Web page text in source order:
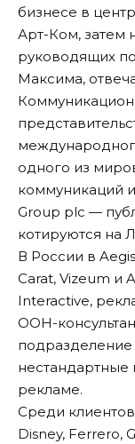
бизнесе в
Арт-Ком, затем
руководящих
Максима,
одного из
коммуникаций
Group plc —
котируются на
В России в
Carat, Vizeum и
Interactive,
ООН-
рекламе.
Среди клиентов
Disney, Ferrero,